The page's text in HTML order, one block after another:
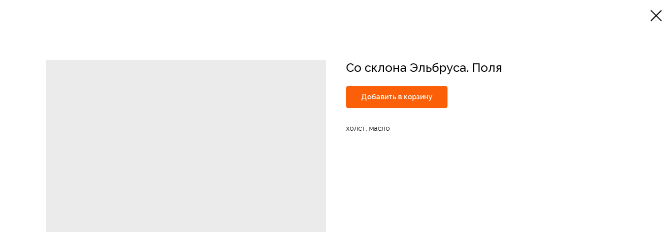
Со склона Эльбруса. Поля
Добавить в корзину
холст, масло